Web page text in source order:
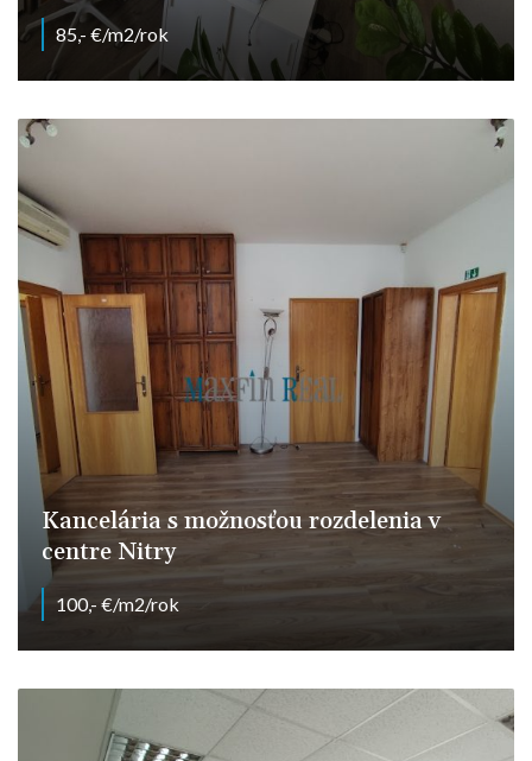
85,- €/m2/rok
Kancelária s možnosťou rozdelenia v
centre Nitry
100,- €/m2/rok